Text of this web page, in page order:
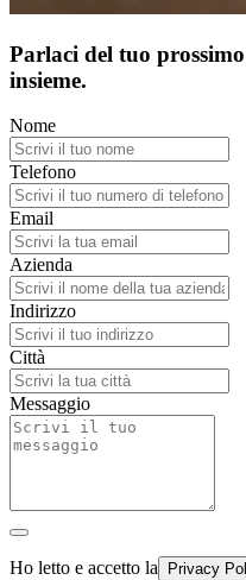
Parlaci del tuo
insieme.
Nome
Telefono
Email
Azienda
Indirizzo
Città
Messaggio
Ho letto e accetto la Privacy